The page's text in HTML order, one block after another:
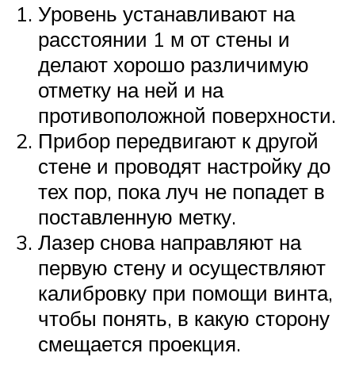
Уровень устанавливают на
расстоянии 1 м от стены и
делают хорошо различимую
отметку на ней и на
противоположной поверхности.
Прибор передвигают к другой
стене и проводят настройку до
тех пор, пока луч не попадет в
поставленную метку.
Лазер снова направляют на
первую стену и осуществляют
калибровку при помощи винта,
чтобы понять, в какую сторону
смещается проекция.